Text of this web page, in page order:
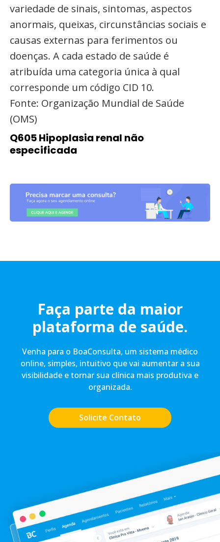
variedade de sinais, sintomas, aspectos
anormais, queixas, circunstâncias sociais e
causas externas para ferimentos ou
doenças. A cada estado de saúde é
atribuída uma categoria única à qual
corresponde um código CID 10.
Fonte: Organização Mundial de Saúde
(OMS)
Q605 Hipoplasia renal não
especificada
Faça parte da maior
plataforma de saúde.
Venha para o BoaConsulta, um sistema médico
online, simples, intuitivo que vai aumentar a sua
visibilidade e tornar sua clínica mais produtiva e
organizada.
Solicite Contato